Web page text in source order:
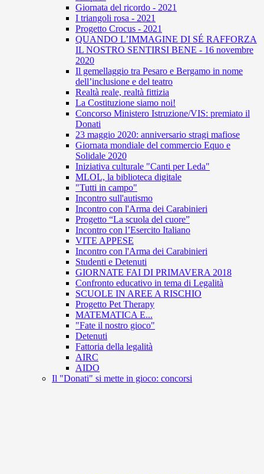
Giornata del ricordo - 2021
I triangoli rosa - 2021
Progetto Crocus - 2021
QUANDO L’IMMAGINE DI SÉ RAFFORZA
IL NOSTRO SENTIRSI BENE - 16 novembre
2020
Il gemellaggio tra Pesaro e Bergamo in nome
dell’inclusione e del teatro
Realtà reale, realtà fittizia
La Costituzione siamo noi!
Concorso Ministero Istruzione/VIS: premiato il
Donati
23 maggio 2020: anniversario stragi mafiose
Giornata mondiale del commercio Equo e
Solidale 2020
Iniziativa culturale "Canti per Leda"
MLOL, la biblioteca digitale
"Tutti in campo"
Incontro sull'autismo
Incontro con l'Arma dei Carabinieri
Progetto “La scuola del cuore”
Incontro con l’Esercito Italiano
VITE APPESE
Incontro con l'Arma dei Carabinieri
Studenti e Detenuti
GIORNATE FAI DI PRIMAVERA 2018
Confronto educativo in tema di Legalità
SCUOLE IN AREE A RISCHIO
Progetto Pet Therapy
MATEMATICA E...
"Fate il nostro gioco"
Detenuti
Fattoria della legalità
AIRC
AIDO
Il "Donati" si mette in gioco: concorsi